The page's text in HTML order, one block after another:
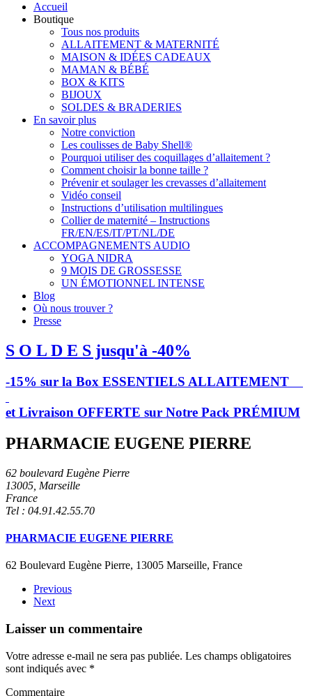
Accueil
Boutique
Tous nos produits
ALLAITEMENT & MATERNITÉ
MAISON & IDÉES CADEAUX
MAMAN & BÉBÉ
BOX & KITS
BIJOUX
SOLDES & BRADERIES
En savoir plus
Notre conviction
Les coulisses de Baby Shell®
Pourquoi utiliser des coquillages d’allaitement ?
Comment choisir la bonne taille ?
Prévenir et soulager les crevasses d’allaitement
Vidéo conseil
Instructions d’utilisation multilingues
Collier de maternité – Instructions
FR/EN/ES/IT/PT/NL/DE
ACCOMPAGNEMENTS AUDIO
YOGA NIDRA
9 MOIS DE GROSSESSE
UN ÉMOTIONNEL INTENSE
Blog
Où nous trouver ?
Presse
S O L D E S jusqu'à -40%
-15% sur la Box ESSENTIELS ALLAITEMENT
et Livraison OFFERTE sur Notre Pack PRÉMIUM
PHARMACIE EUGENE PIERRE
62 boulevard Eugène Pierre
13005, Marseille
France
Tel : 04.91.42.55.70
PHARMACIE EUGENE PIERRE
62 Boulevard Eugène Pierre, 13005 Marseille, France
Previous
Next
Laisser un commentaire
Votre adresse e-mail ne sera pas publiée. Les champs obligatoires
sont indiqués avec *
Commentaire